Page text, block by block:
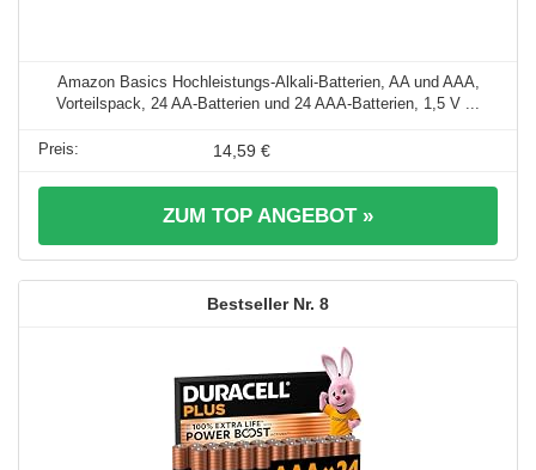
Amazon Basics Hochleistungs-Alkali-Batterien, AA und AAA,
Vorteilspack, 24 AA-Batterien und 24 AAA-Batterien, 1,5 V ...
14,59 €
ZUM TOP ANGEBOT »
8